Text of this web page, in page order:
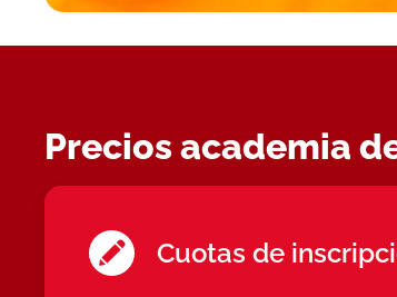
Precios academia
Cuotas de